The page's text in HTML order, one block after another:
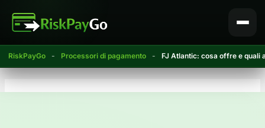
RiskPayGo - Processori di pagamento - FJ Atlantic: cosa offre e quali
contenuto